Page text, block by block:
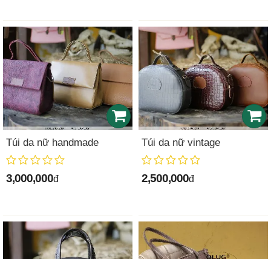
Túi da nữ handmade
3,000,000đ
Túi da nữ vintage
2,500,000đ